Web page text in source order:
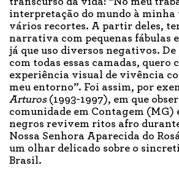
interpretação do mundo à minha
vários recortes. A partir deles,
narrativa com pequenas fábulas
já que uso diversos negativos.
com todas essas camadas, quero
experiência visual de vivência
meu entorno”. Foi assim, por
Arturos (1993-1997), em que
comunidade em Contagem (MG)
negros revivem ritos afro
Nossa Senhora Aparecida do
um olhar delicado sobre o
Brasil.